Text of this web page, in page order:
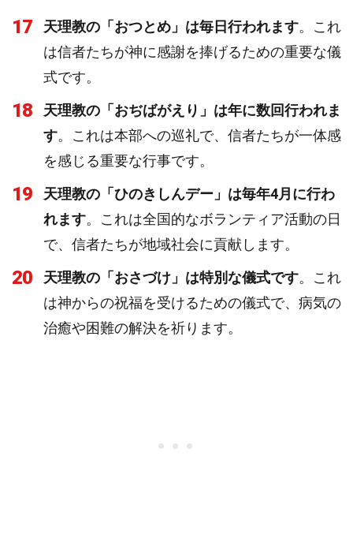
17 天理教の「おつとめ」は毎日行われます。これ
は信者たちが神に感謝を捧げるための重要な儀
式です。
18
天理教の「おぢばがえり」は年に数回行われま
す。これは本部への巡礼で、信者たちが一体感
を感じる重要な行事です。
19
天理教の「ひのきしんデー」は毎年4月に行わ
れます。これは全国的なボランティア活動の日
で、信者たちが地域社会に貢献します。
20 天理教の「おさづけ」は特別な儀式です。これ
は神からの祝福を受けるための儀式で、病気の
治癒や困難の解決を祈ります。